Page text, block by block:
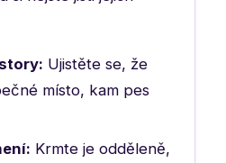
Ujistěte se, že
místo, kam pes
Krmte je odděleně,